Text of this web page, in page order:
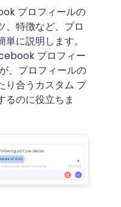
プロフィールの
、特徴など、プロ
に説明します。
プロフィー
、プロフィールの
り合うカスタム プ
るのに役立ちま